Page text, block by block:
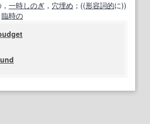
一時しのぎ ， 穴埋め ；((形容詞的に))
臨時の